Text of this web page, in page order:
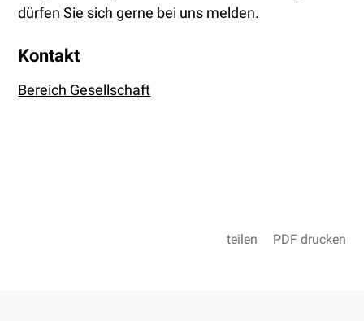
dürfen Sie sich gerne bei uns melden.
Kontakt
Bereich Gesellschaft
teilen PDF drucken